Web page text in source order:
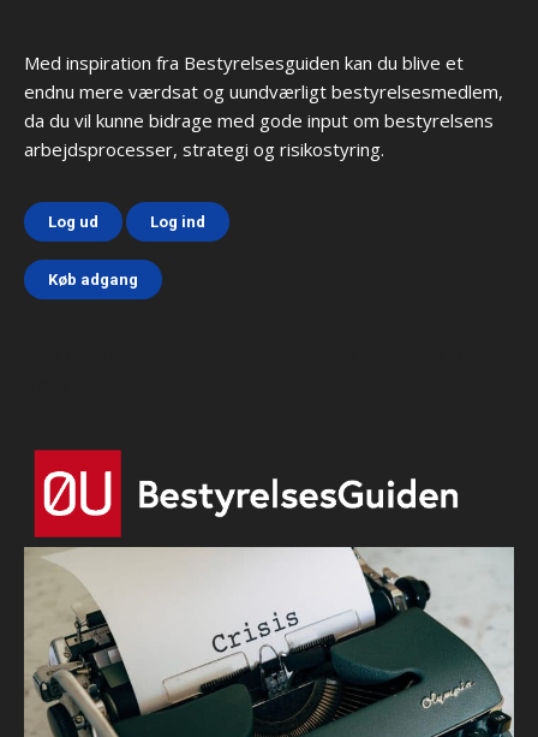
Med inspiration fra Bestyrelsesguiden kan du blive et
endnu mere værdsat og uundværligt bestyrelsesmedlem,
da du vil kunne bidrage med gode input om bestyrelsens
arbejdsprocesser, strategi og risikostyring.
Log ud Log ind
Køb adgang